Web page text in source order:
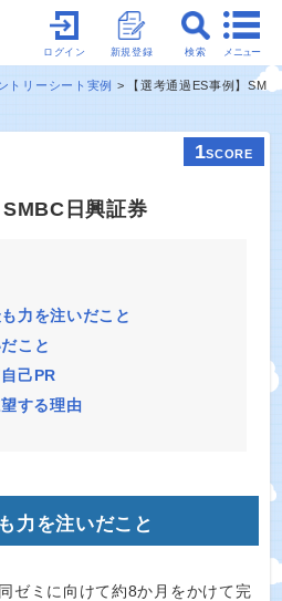
メニュー
検索
新規登録
ログイン
トリーシート実例
【選考通過ES事例】SM
1SCORE
SMBC日興証券
力を注いだこと
こと
己PR
する理由
力を注いだこと
ゼミに向けて約8か月をかけて完